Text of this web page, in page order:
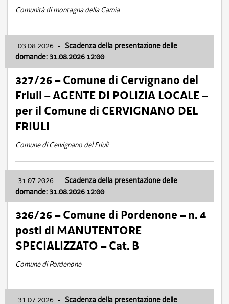
Comunità di montagna della Carnia
03.08.2026 - Scadenza della presentazione delle
domande: 31.08.2026 12:00
327/26 – Comune di Cervignano del
Friuli – AGENTE DI POLIZIA LOCALE –
per il Comune di CERVIGNANO DEL
FRIULI
Comune di Cervignano del Friuli
31.07.2026 - Scadenza della presentazione delle
domande: 31.08.2026 12:00
326/26 – Comune di Pordenone – n. 4
posti di MANUTENTORE
SPECIALIZZATO – Cat. B
Comune di Pordenone
31.07.2026 - Scadenza della presentazione delle